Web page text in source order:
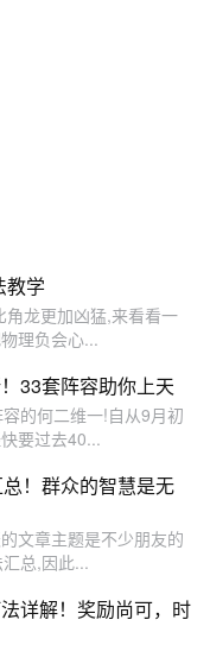
教学
龙更加凶猛,来看看一
理负会心...
33套阵容助你上天
的何二维一!自从9月初
要过去40...
！群众的智慧是无
文章主题是不少朋友的
总,因此...
详解！奖励尚可，时